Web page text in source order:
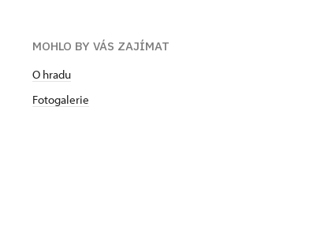
MOHLO BY VÁS ZAJÍMAT
O hradu
Fotogalerie